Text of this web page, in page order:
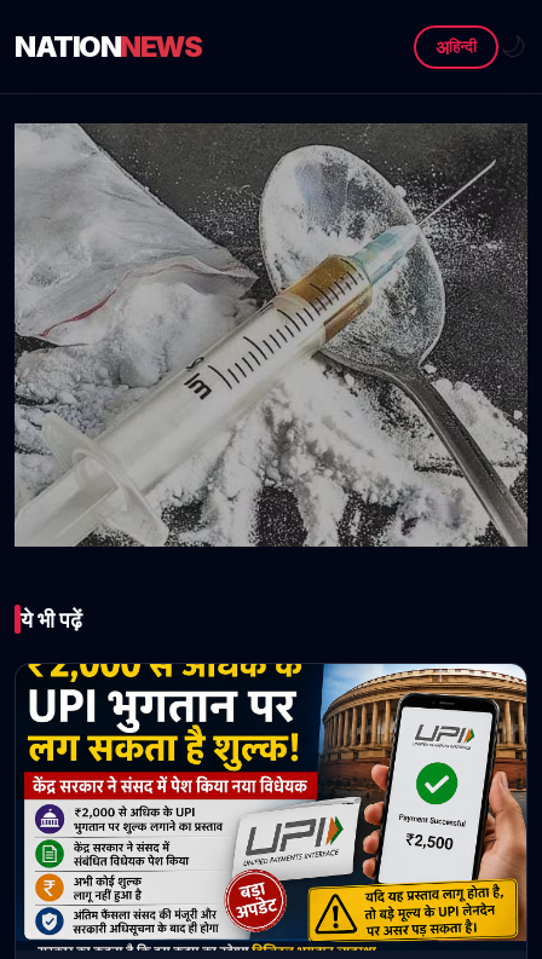
NATIONNEWS अहिन्दी 🌙
हिमाचल की 234 पंचायतों में
चिट्टे की डर्टी पिक्चर, स्पेशल
पुलिस-CID कर रही निगरानी,
76 अवैध संपत्तियों की पहचान
May 12, 2026 • 1 min read
ये भी पढ़ें